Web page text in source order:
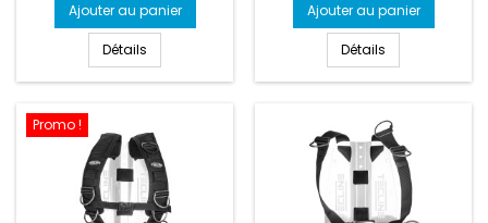
Ajouter au panier
Détails
Ajouter au panier
Détails
Promo !